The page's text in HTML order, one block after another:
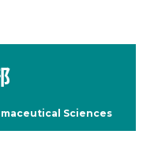
Sciences